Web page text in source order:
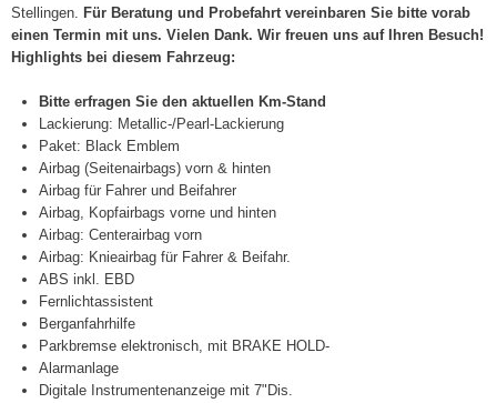
Stellingen. Für Beratung und Probefahrt vereinbaren Sie bitte vorab
einen Termin mit uns. Vielen Dank. Wir freuen uns auf Ihren Besuch!
Highlights bei diesem Fahrzeug:
Bitte erfragen Sie den aktuellen Km-Stand
Lackierung: Metallic-/Pearl-Lackierung
Paket: Black Emblem
Airbag (Seitenairbags) vorn & hinten
Airbag für Fahrer und Beifahrer
Airbag, Kopfairbags vorne und hinten
Airbag: Centerairbag vorn
Airbag: Knieairbag für Fahrer & Beifahr.
ABS inkl. EBD
Fernlichtassistent
Berganfahrhilfe
Parkbremse elektronisch, mit BRAKE HOLD-
Alarmanlage
Digitale Instrumentenanzeige mit 7"Dis.